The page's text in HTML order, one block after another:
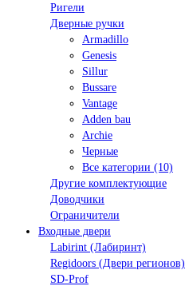
Ригели
Дверные ручки
Armadillo
Genesis
Sillur
Bussare
Vantage
Adden bau
Archie
Черные
Все категории (10)
Другие комплектующие
Доводчики
Ограничители
Входные двери
Labirint (Лабиринт)
Regidoors (Двери регионов)
SD-Prof